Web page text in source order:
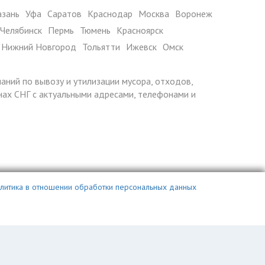
Уфа Саратов Краснодар Москва Воронеж
Челябинск Пермь Тюмень Красноярск
Нижний Новгород Тольятти Ижевск Омск
по вывозу и утилизации мусора, отходов,
СНГ с актуальными адресами, телефонами и
в отношении обработки персональных данных